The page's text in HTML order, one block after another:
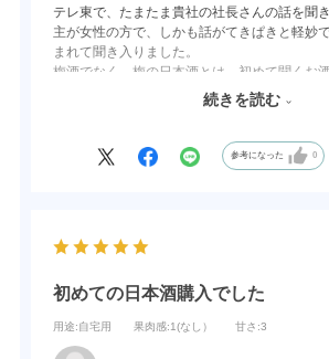
テレ東で、たまたま貴社の社長さんの話を聞
主が女性の方で、しかも話がてきぱきと軽妙
まれて聞き入りました。
梅酒でなく、梅の日本酒とは、初めて聞くお
刻手出ししたい性格です。直販しているかな
を開くと、オンラインショップがあったので
味は、確かに従来のに日本酒と違います。フ
く、果実酒寄りとも言えず、でも、梅酒2～3
続きを読む
参考になった 0
初めての日本酒購入でした
用途:自宅用 果肉感:1(なし） 甘さ :3